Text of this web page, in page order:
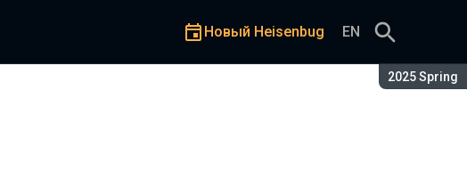
Сезон:
2025 Spring
Новый Heisenbug EN